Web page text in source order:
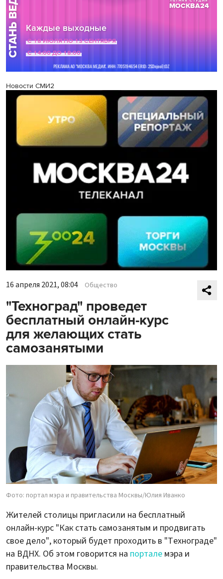
Новости СМИ2
16 апреля 2021, 08:04 Общество
"Техноград" проведет
бесплатный онлайн-курс
для желающих стать
самозанятыми
Фото: портал мэра и правительства Москвы/Юлия Иванко
Жителей столицы пригласили на бесплатный
онлайн-курс "Как стать самозанятым и продвигать
свое дело", который будет проходить в "Технограде"
на ВДНХ. Об этом говорится на портале мэра и
правительства Москвы.